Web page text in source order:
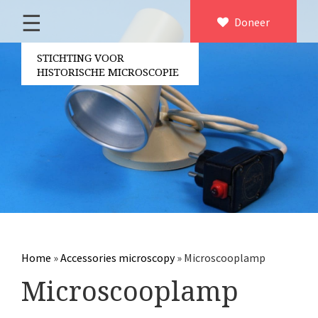
×
Home
Over ons
Contact
Bestuur
Vrijwilligers
Partners
Jaarverslagen
Microscopen
Elektrische meetapparatuur
Doneer
☰
STICHTING VOOR
HISTORISCHE MICROSCOPIE
Home »Accessories microscopy» Microscooplamp
Microscooplamp